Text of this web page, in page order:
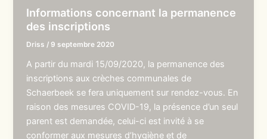
Informations concernant la permanence
des inscriptions
Driss / 9 septembre 2020
A partir du mardi 15/09/2020, la permanence des
inscriptions aux crèches communales de
Schaerbeek se fera uniquement sur rendez-vous. En
raison des mesures COVID-19, la présence d’un seul
parent est demandée, celui-ci est invité à se
conformer aux mesures d’hygiène et de